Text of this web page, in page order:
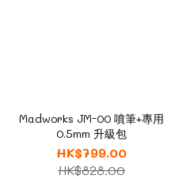
Madworks JM-00 噴筆+專用
0.5mm 升級包
HK$799.00
HK$828.00